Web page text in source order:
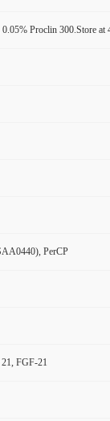
Proclin 300.Store at
PerCP
FGF-21